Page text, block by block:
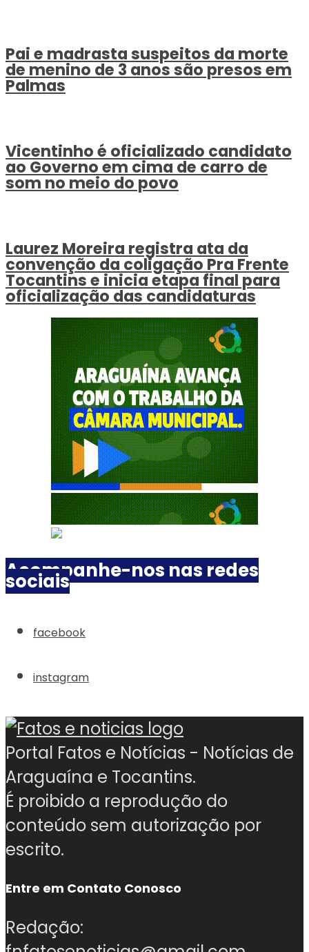
Pai e madrasta suspeitos da morte
de menino de 3 anos são presos em
Palmas
Vicentinho é oficializado candidato
ao Governo em cima de carro de
som no meio do povo
Laurez Moreira registra ata da
convenção da coligação Pra Frente
Tocantins e inicia etapa final para
oficialização das candidaturas
Acompanhe-nos nas redes
sociais
facebook
instagram
Portal Fatos e Notícias - Notícias de
Araguaína e Tocantins.
É proibido a reprodução do
conteúdo sem autorização por
escrito.
Entre em Contato Conosco
Redação: